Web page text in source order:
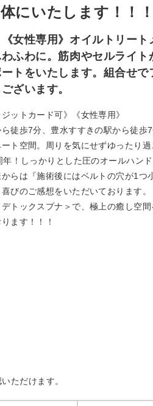
にいたします！！！
《女性専用》オイルトリー
ふわに。筋肉やセルライ
トをいたします。組合せ
ざいます。
ットカード可》《女性専用》
徒歩7分、豊水すすきの駅から徒歩7
ト空間。周りを気にせずゆったり過
！しっかりとした圧のオールハン
らは『施術後にはベルトの穴が1
びのご感想をいただいております。
トックスプナ＞で、極上の癒し空
ます！！！
ただけます。